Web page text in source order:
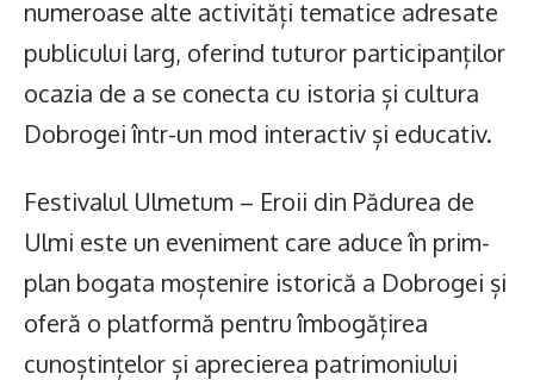
numeroase alte activități tematice adresate
publicului larg, oferind tuturor participanților
ocazia de a se conecta cu istoria și cultura
Dobrogei într-un mod interactiv și educativ.
Festivalul Ulmetum – Eroii din Pădurea de
Ulmi este un eveniment care aduce în prim-
plan bogata moștenire istorică a Dobrogei și
oferă o platformă pentru îmbogățirea
cunoștințelor și aprecierea patrimoniului